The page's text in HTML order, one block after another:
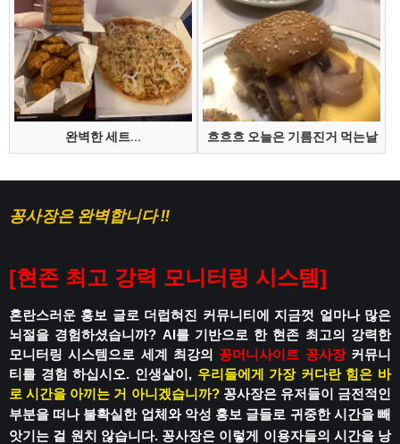
완벽한 세트... 흐흐흐 오늘은 기름진거 먹는날
꽁사장은 완벽합니다 !!
[현존 최고 강력 모니터링 시스템]
혼란스러운 홍보 글로 더럽혀진 커뮤니티에 지금껏 얼마나 많은
뇌절을 경험하셨습니까? AI를 기반으로 한 현존 최고의 강력한
모니터링 시스템으로 세계 최강의 꽁머니사이트 꽁사장커뮤니
티를 경험 하십시오. 인생살이, 우리들에게 가장 커다란 힘은 바
로 시간을 아끼는 거 아니겠습니까? 꽁사장은 유저들이 금전적인
부분을 떠나 불확실한 업체와 악성 홍보 글들로 귀중한 시간을 빼
앗기는 걸 원치 않습니다. 꽁사장은 이렇게 이용자들의 시간을 낭